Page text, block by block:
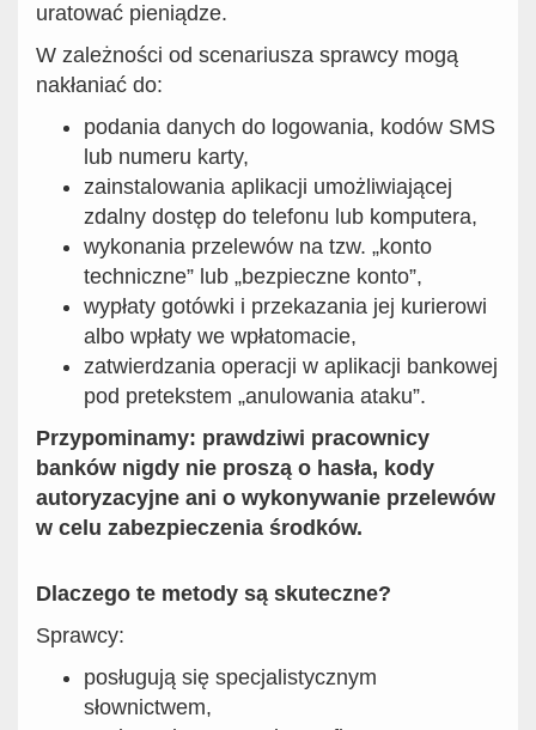
uratować pieniądze.
W zależności od scenariusza sprawcy mogą
nakłaniać do:
podania danych do logowania, kodów SMS
lub numeru karty,
zainstalowania aplikacji umożliwiającej
zdalny dostęp do telefonu lub komputera,
wykonania przelewów na tzw. „konto
techniczne” lub „bezpieczne konto”,
wypłaty gotówki i przekazania jej kurierowi
albo wpłaty we wpłatomacie,
zatwierdzania operacji w aplikacji bankowej
pod pretekstem „anulowania ataku”.
Przypominamy: prawdziwi pracownicy
banków nigdy nie proszą o hasła, kody
autoryzacyjne ani o wykonywanie przelewów
w celu zabezpieczenia środków.
Dlaczego te metody są skuteczne?
Sprawcy:
posługują się specjalistycznym
słownictwem,